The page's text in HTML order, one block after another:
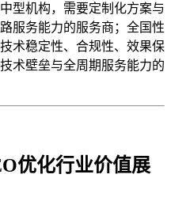
型机构，需要定制化方案与
服务能力的服务商；全国性
术稳定性、合规性、效果保
术壁垒与全周期服务能力的
优化行业价值展